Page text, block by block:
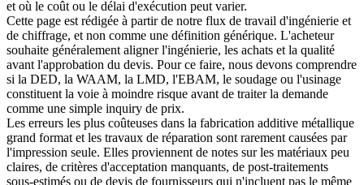
et où le coût ou le délai d'exécution peut varier.
Cette page est rédigée à partir de notre flux de travail d'ingénierie et
de chiffrage, et non comme une définition générique. L'acheteur
souhaite généralement aligner l'ingénierie, les achats et la qualité
avant l'approbation du devis. Pour ce faire, nous devons comprendre
si la DED, la WAAM, la LMD, l'EBAM, le soudage ou l'usinage
constituent la voie à moindre risque avant de traiter la demande
comme une simple inquiry de prix.
Les erreurs les plus coûteuses dans la fabrication additive métallique
grand format et les travaux de réparation sont rarement causées par
l'impression seule. Elles proviennent de notes sur les matériaux peu
claires, de critères d'acceptation manquants, de post-traitements
sous-estimés ou de devis de fournisseurs qui n'incluent pas le même